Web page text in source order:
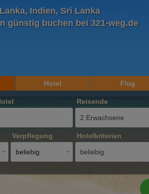
Indien, Sri Lanka
günstig buchen bei 321-weg.de
Hotel Flug
Reisende
2 Erwachsene
Verpflegung
beliebig
Hotelkriterien
beliebig